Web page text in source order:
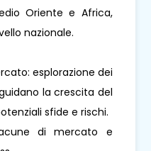
Oriente e Africa,
nazionale.
esplorazione dei
la crescita del
sfide e rischi.
di mercato e